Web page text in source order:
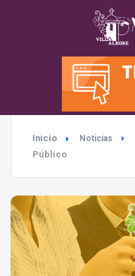
Inicio Noticias
Público